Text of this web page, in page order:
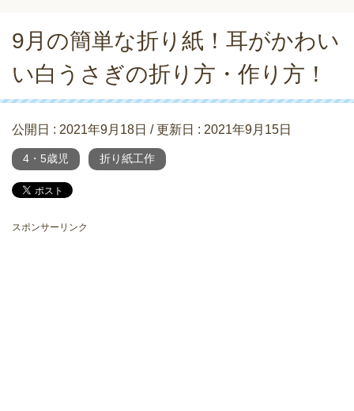
9月の簡単な折り紙！耳がかわい
い白うさぎの折り方・作り方！
公開日 : 2021年9月18日 / 更新日 : 2021年9月15日
4・5歳児 折り紙工作
スポンサーリンク